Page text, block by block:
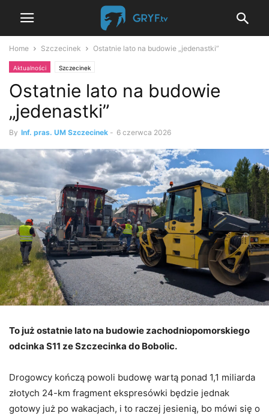
Home Szczecinek Ostatnie lato na budowie „jedenastki”
Aktualności Szczecinek
Ostatnie lato na budowie
„jedenastki”
By Inf. pras. UM Szczecinek - 6 czerwca 2026
To już ostatnie lato na budowie zachodniopomorskiego
odcinka S11 ze Szczecinka do Bobolic.
Drogowcy kończą powoli budowę wartą ponad 1,1 miliarda
złotych 24-km fragment ekspresówki będzie jednak
gotowy już po wakacjach, i to raczej jesienią, bo mówi się o